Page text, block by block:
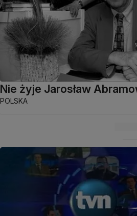
Nie żyje Jarosław
POLSKA